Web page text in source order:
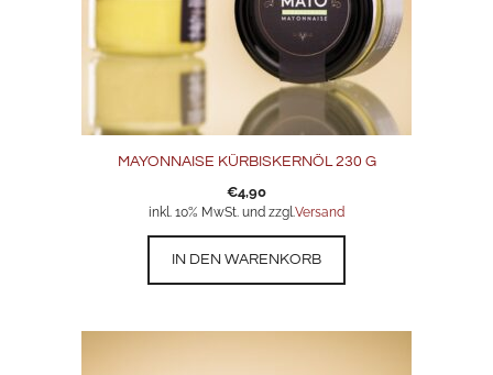
MAYONNAISE KÜRBISKERNÖL 230 G
€4,90
inkl. 10% MwSt. und zzgl.Versand
IN DEN WARENKORB